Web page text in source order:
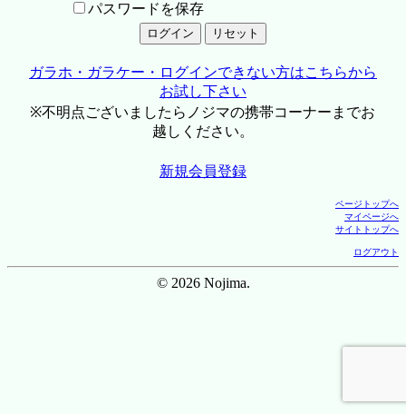
パスワードを保存
ガラホ・ガラケー・ログインできない方はこちらから
お試し下さい
※不明点ございましたらノジマの携帯コーナーまでお
越しください。
新規会員登録
ページトップへ
マイページへ
サイトトップへ
ログアウト
© 2026 Nojima.